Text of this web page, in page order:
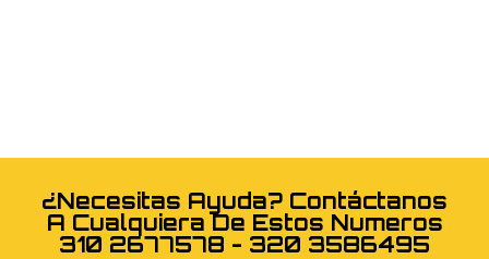
¿Necesitas Ayuda? Contáctanos
A Cualquiera De Estos Numeros
310 2677578 - 320 3586495